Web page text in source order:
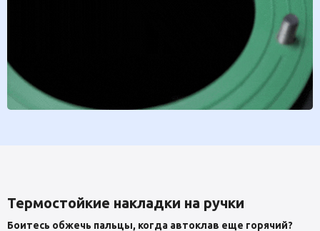
Термостойкие накладки на ручки
Боитесь обжечь пальцы, когда автоклав еще горячий?